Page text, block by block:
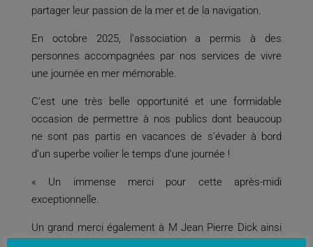
partager leur passion de la mer et de la navigation.
En octobre 2025, l’association a permis à des
personnes accompagnées par nos services de vivre
une journée en mer mémorable.
C’est une très belle opportunité et une formidable
occasion de permettre à nos publics dont beaucoup
ne sont pas partis en vacances de s’évader à bord
d’un superbe voilier le temps d’une journée !
« Un immense merci pour cette après-midi
exceptionnelle.
Un grand merci également à M Jean Pierre Dick ainsi